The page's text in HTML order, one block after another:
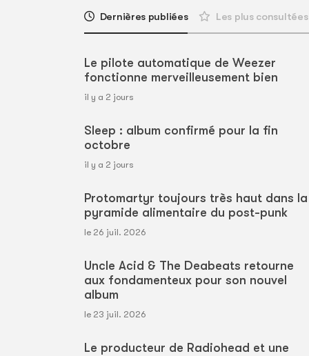
Dernières publiées Les plus consultées
Le pilote automatique de Weezer
fonctionne merveilleusement bien
il y a 2 jours
Sleep : album confirmé pour la fin
octobre
il y a 2 jours
Protomartyr toujours très haut dans la
pyramide alimentaire du post-punk
le 26 juil. 2026
Uncle Acid & The Deabeats retourne
aux fondamenteux pour son nouvel
album
le 23 juil. 2026
Le producteur de Radiohead et une